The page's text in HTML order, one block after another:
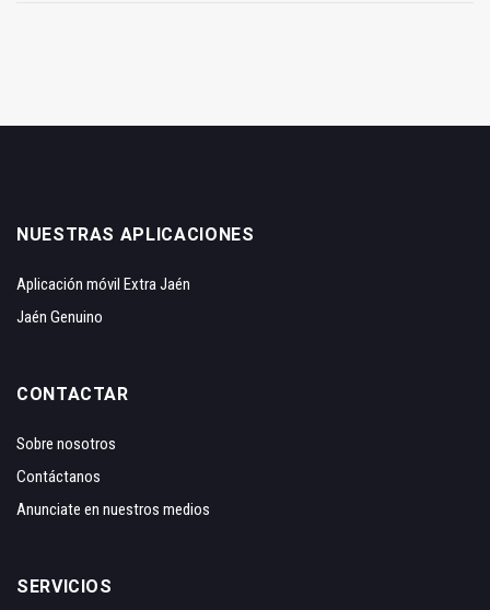
NUESTRAS APLICACIONES
Aplicación móvil Extra Jaén
Jaén Genuino
CONTACTAR
Sobre nosotros
Contáctanos
Anunciate en nuestros medios
SERVICIOS